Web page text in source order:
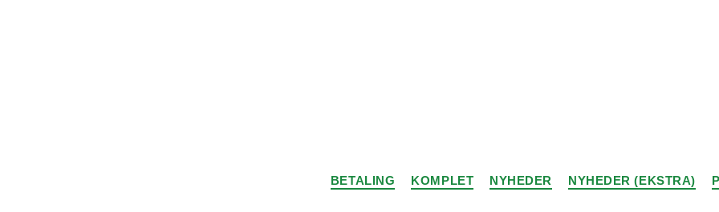
Kategorier
BETALING KOMPLET NYHEDER NYHEDER (EKSTRA)